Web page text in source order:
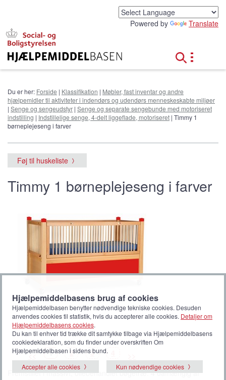
Powered by Translate
Du er her: Forside | Klassifikation | Møbler, fast inventar og andre
hjælpemidler til aktiviteter i indendørs og udendørs menneskeskabte miljøer
| Senge og sengeudstyr | Senge og separate sengebunde med motoriseret
indstilling | Indstillelige senge, 4-delt liggeflade, motoriseret | Timmy 1
børneplejeseng i farver
Føj til huskeliste
Timmy 1 børneplejeseng i farver
<< B
l
l
e
1(
i
s
t
B
l
l
e
2 B
l
e
3
l
e
Fremstillet i massivt, oliebehandlet bøgetræ. 4 uafhængig af
Hjælpemiddelbasens brug af cookies
Hjælpemiddelbasen benytter nødvendige tekniske cookies. Desuden
anvendes cookies til statistik, hvis du accepterer alle cookies. Detaljer om
Hjælpemiddelbasens cookies.
Du kan til enhver tid trække dit samtykke tilbage via Hjælpemiddelbasens
cookiedeklaration, som du finder under overskriften Om
Hjælpemiddelbasen i sidens bund.
Accepter alle cookies
Kun nødvendige cookies